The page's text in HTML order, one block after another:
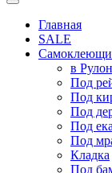
Главная
SALE
в
Под
Под
Под
Под
Под
Кладка
Под